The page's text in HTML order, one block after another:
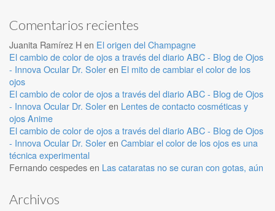
Comentarios recientes
Juanita Ramírez Hen El origen del Champagne
El cambio de color de ojos a través del diario ABC - Blog de Ojos
- Innova Ocular Dr. Soleren El mito de cambiar el color de los
ojos
El cambio de color de ojos a través del diario ABC - Blog de Ojos
- Innova Ocular Dr. Soleren Lentes de contacto cosméticas y
ojos Anime
El cambio de color de ojos a través del diario ABC - Blog de Ojos
- Innova Ocular Dr. Soleren Cambiar el color de los ojos es una
técnica experimental
Fernando cespedesen Las cataratas no se curan con gotas, aún
Archivos